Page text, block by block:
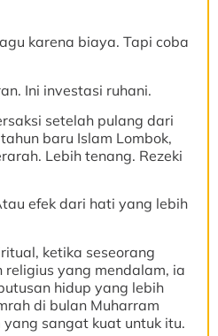
karena biaya. Tapi coba
Ini investasi ruhani.
setelah pulang dari
baru Islam Lombok,
Lebih tenang. Rezeki
efek dari hati yang lebih
ketika seseorang
yang mendalam, ia
hidup yang lebih
di bulan Muharram
sangat kuat untuk itu.